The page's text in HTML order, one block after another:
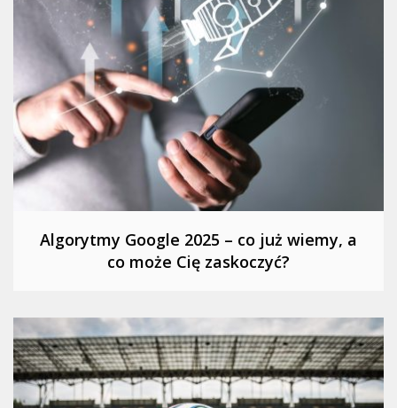
Algorytmy Google 2025 – co już wiemy, a
co może Cię zaskoczyć?